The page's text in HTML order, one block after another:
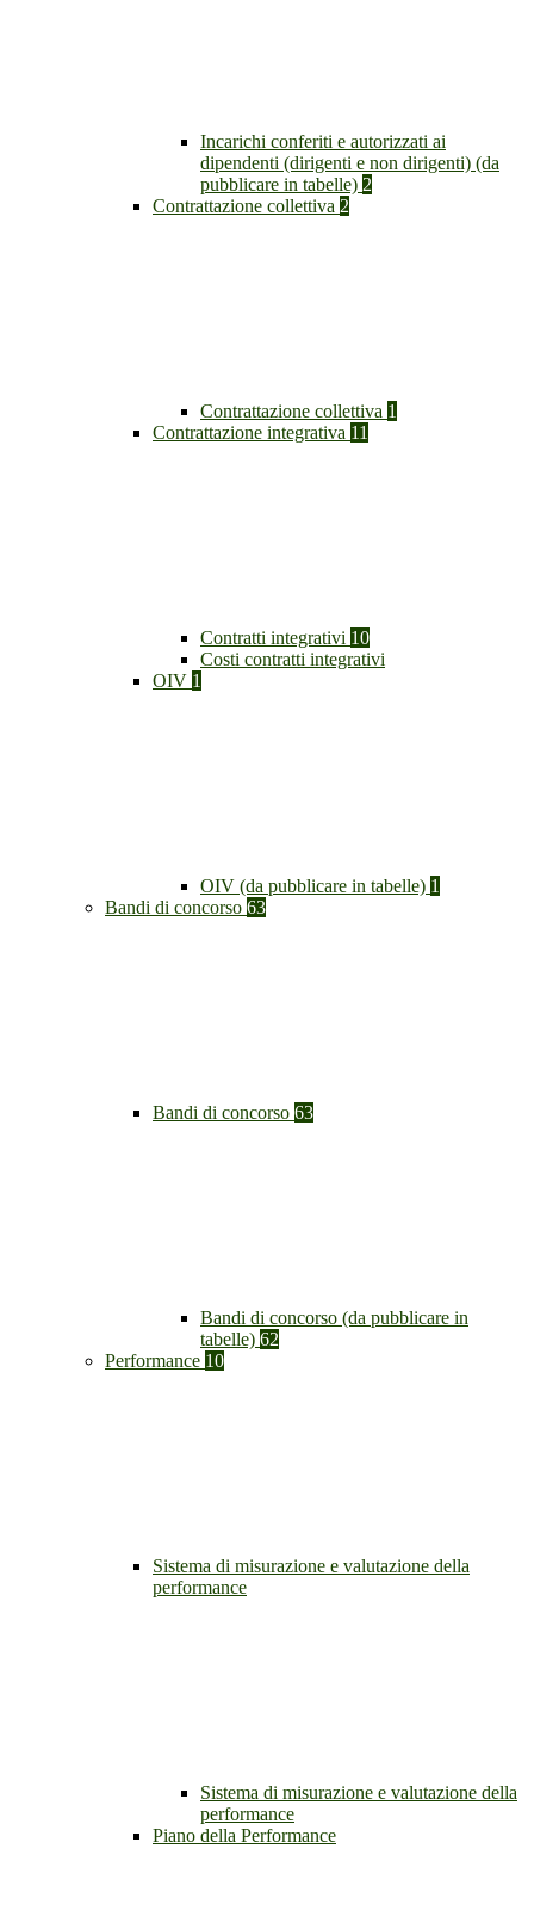
Incarichi conferiti e autorizzati ai
dipendenti (dirigenti e non dirigenti) (da
pubblicare in tabelle) 2
Contrattazione collettiva 2
Contrattazione collettiva 1
Contrattazione integrativa 11
Contratti integrativi 10
Costi contratti integrativi
OIV 1
OIV (da pubblicare in tabelle) 1
Bandi di concorso 63
Bandi di concorso 63
Bandi di concorso (da pubblicare in
tabelle) 62
Performance 10
Sistema di misurazione e valutazione della
performance
Sistema di misurazione e valutazione della
performance
Piano della Performance